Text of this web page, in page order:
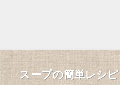
スープの簡単レシピ